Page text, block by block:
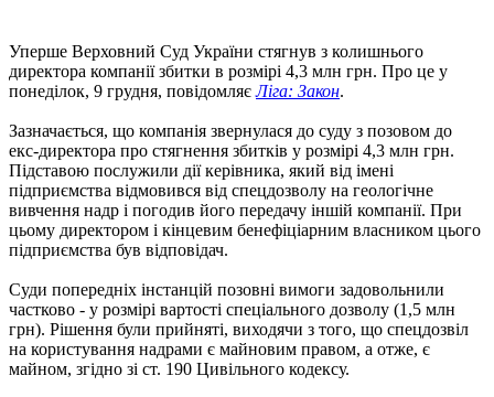
Уперше Верховний Суд України стягнув з колишнього
директора компанії збитки в розмірі 4,3 млн грн. Про це у
понеділок, 9 грудня, повідомляєЛіга: Закон.
Зазначається, що компанія звернулася до суду з позовом до
екс-директора про стягнення збитків у розмірі 4,3 млн грн.
Підставою послужили дії керівника, який від імені
підприємства відмовився від спецдозволу на геологічне
вивчення надр і погодив його передачу іншій компанії. При
цьому директором і кінцевим бенефіціарним власником цього
підприємства був відповідач.
Суди попередніх інстанцій позовні вимоги задовольнили
частково - у розмірі вартості спеціального дозволу (1,5 млн
грн). Рішення були прийняті, виходячи з того, що спецдозвіл
на користування надрами є майновим правом, а отже, є
майном, згідно зі ст. 190 Цивільного кодексу.